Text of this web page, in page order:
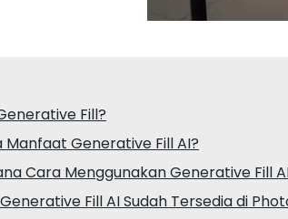
Fill?
Manfaat Generative Fill AI?
Cara Menggunakan Generative Fill
Fill AI Sudah Tersedia di